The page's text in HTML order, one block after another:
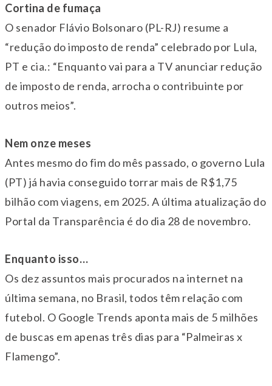
Cortina de fumaça
O senador Flávio Bolsonaro (PL-RJ) resume a
“redução do imposto de renda” celebrado por Lula,
PT e cia.: “Enquanto vai para a TV anunciar redução
de imposto de renda, arrocha o contribuinte por
outros meios”.
Nem onze meses
Antes mesmo do fim do mês passado, o governo Lula
(PT) já havia conseguido torrar mais de R$1,75
bilhão com viagens, em 2025. A última atualização do
Portal da Transparência é do dia 28 de novembro.
Enquanto isso…
Os dez assuntos mais procurados na internet na
última semana, no Brasil, todos têm relação com
futebol. O Google Trends aponta mais de 5 milhões
de buscas em apenas três dias para “Palmeiras x
Flamengo”.